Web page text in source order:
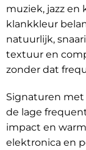
muziek, jazz en
klankkleur
natuurlijk,
textuur en
zonder dat
Signaturen met
de lage
impact en
elektronica en